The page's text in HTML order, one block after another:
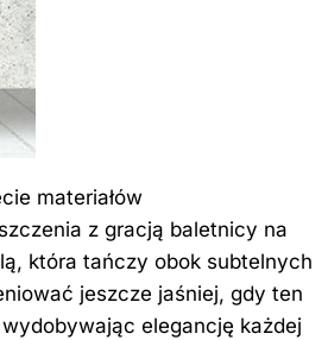
materiałów
z gracją baletnicy na
która tańczy obok subtelnych
jeszcze jaśniej, gdy ten
elegancję każdej